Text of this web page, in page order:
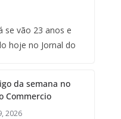
se vão 23 anos e
hoje no Jornal do
da semana no
Commercio
2026